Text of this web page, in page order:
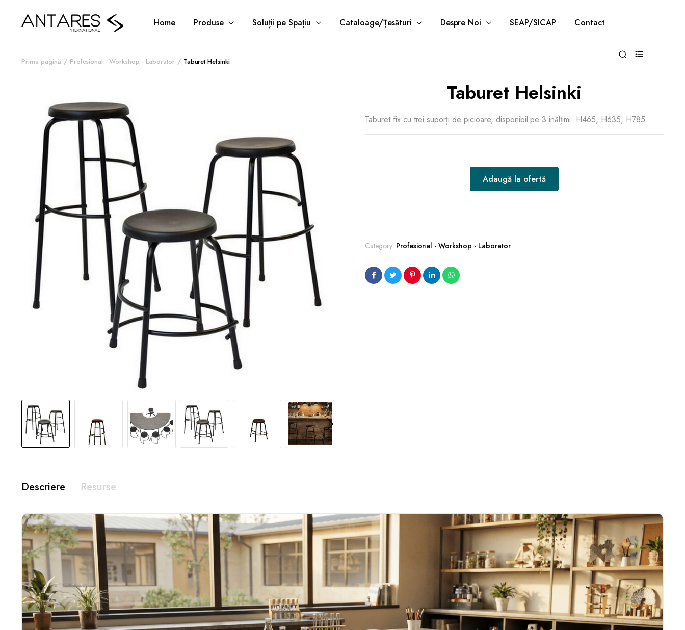
Home Produse Soluții pe Spațiu Cataloage/Țesături Despre Noi SEAP/SICAP Contact
Prima pagină Profesional - Workshop - Laborator Taburet Helsinki
Taburet Helsinki
Taburet fix cu trei suporți de picioare, disponibil pe 3 inălțimi: H465, H635, H785.
Adaugă la ofertă
Category: Profesional - Workshop - Laborator
Resurse
Descriere